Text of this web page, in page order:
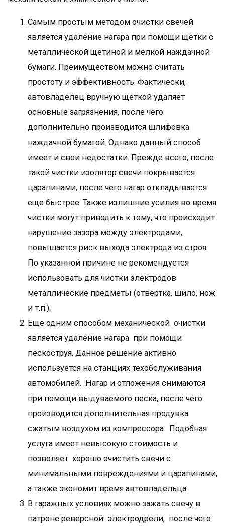
Самым простым методом очистки свечей
является удаление нагара при помощи щетки с
металлической щетиной и мелкой наждачной
бумаги. Преимуществом можно считать
простоту и эффективность. Фактически,
автовладелец вручную щеткой удаляет
основные загрязнения, после чего
дополнительно производится шлифовка
наждачной бумагой. Однако данный способ
имеет и свои недостатки. Прежде всего, после
такой чистки изолятор свечи покрывается
царапинами, после чего нагар откладывается
еще быстрее. Также излишние усилия во время
чистки могут приводить к тому, что происходит
нарушение зазора между электродами,
повышается риск выхода электрода из строя.
По указанной причине не рекомендуется
использовать для чистки электродов
металлические предметы (отвертка, шило, нож
и т.п.).
Еще одним способом механической очистки
является удаление нагара при помощи
пескоструя. Данное решение активно
используется на станциях техобслуживания
автомобилей. Нагар и отложения снимаются
при помощи выдуваемого песка, после чего
производится дополнительная продувка
сжатым воздухом из компрессора. Подобная
услуга имеет невысокую стоимость и
позволяет хорошо очистить свечи с
минимальными повреждениями и царапинами,
а также экономит время автовладельца.
В гаражных условиях можно зажать свечу в
патроне реверсной электродрели, после чего